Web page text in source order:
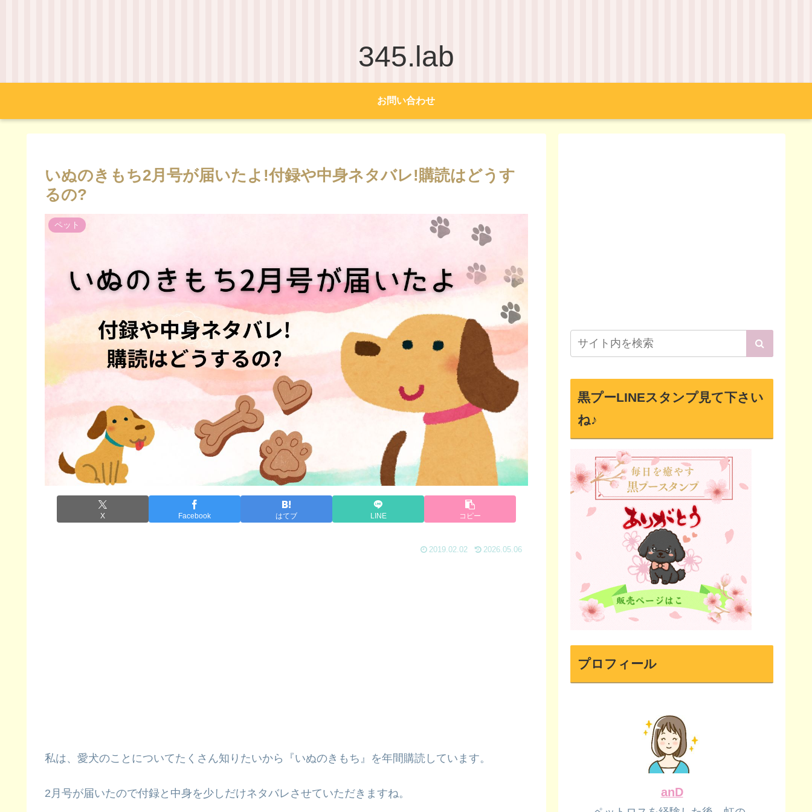
345.lab
お問い合わせ
いぬのきもち2月号が届いたよ!付録や中身ネタバレ!購読はどうす
るの?
ペット
X Facebook はてブ LINE コピー
2019.02.02 2026.05.06
私は、愛犬のことについてたくさん知りたいから『いぬのきもち』を年間購読しています。
2月号が届いたので付録と中身を少しだけネタバレさせていただきますね。
黒プーLINEスタンプ見て下さい
ね♪
プロフィール
anD